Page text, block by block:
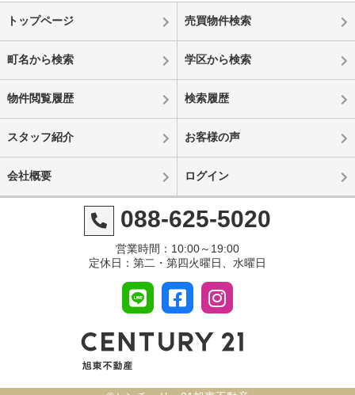
トップページ 売買物件検索
町名から検索 学区から検索
物件閲覧履歴 検索履歴
スタッフ紹介 お客様の声
会社概要 ログイン
088-625-5020
営業時間：10:00～19:00
定休日：第二・第四火曜日、水曜日